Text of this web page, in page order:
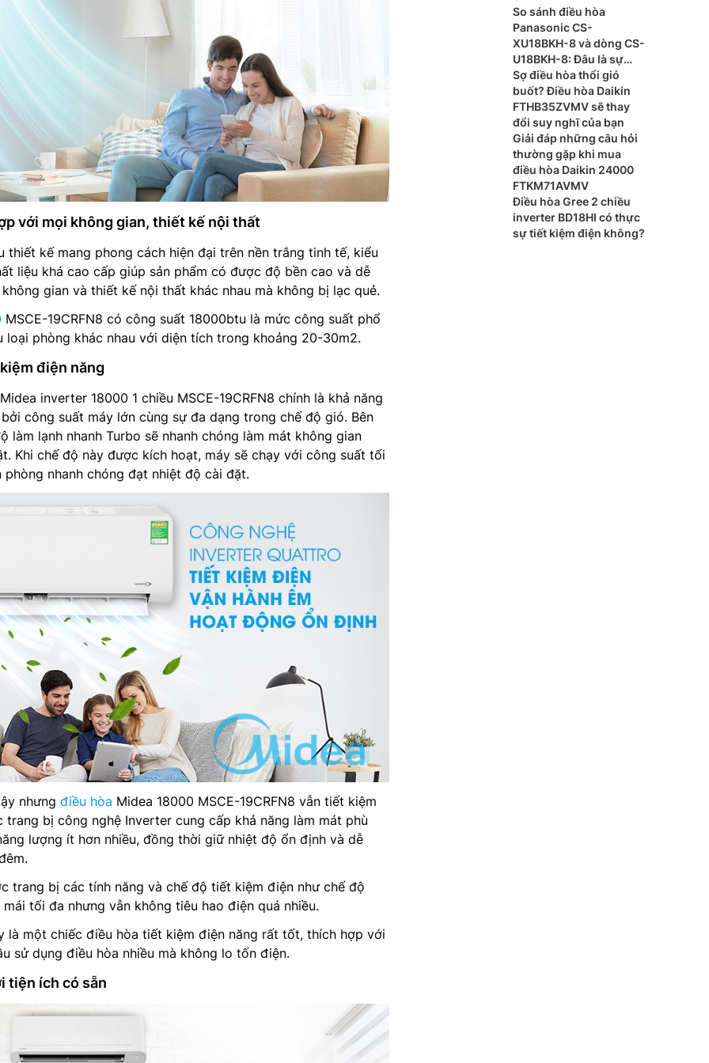
với mọi không gian, thiết kế nội thất
thiết kế mang phong cách hiện đại trên nền trắng tinh tế, kiểu
liệu khá cao cấp giúp sản phẩm có được độ bền cao và dễ
gian và thiết kế nội thất khác nhau mà không bị lạc quẻ.
MSCE-19CRFN8 có công suất 18000btu là mức công suất phổ
loại phòng khác nhau với diện tích trong khoảng 20-30m2.
điện năng
inverter 18000 1 chiều MSCE-19CRFN8 chính là khả năng
công suất máy lớn cùng sự đa dạng trong chế độ gió. Bên
làm lạnh nhanh Turbo sẽ nhanh chóng làm mát không gian
Khi chế độ này được kích hoạt, máy sẽ chạy với công suất tối
nhanh chóng đạt nhiệt độ cài đặt.
nhưng điều hòa Midea 18000 MSCE-19CRFN8 vẫn tiết kiệm
bị công nghệ Inverter cung cấp khả năng làm mát phù
lượng ít hơn nhiều, đồng thời giữ nhiệt độ ổn định và dễ
trang bị các tính năng và chế độ tiết kiệm điện như chế độ
tối đa nhưng vẫn không tiêu hao điện quá nhiều.
là một chiếc điều hòa tiết kiệm điện năng rất tốt, thích hợp với
sử dụng điều hòa nhiều mà không lo tốn điện.
tiện ích có sẵn
So sánh điều hòa
Panasonic CS-
XU18BKH-8 và dòng CS-
U18BKH-8: Đâu là sự
khác biệt?
Sợ điều hòa thổi gió
buốt? Điều hòa Daikin
FTHB35ZVMV sẽ thay
đổi suy nghĩ của bạn
Giải đáp những câu hỏi
thường gặp khi mua
điều hòa Daikin 24000
FTKM71AVMV
Điều hòa Gree 2 chiều
inverter BD18HI có thực
sự tiết kiệm điện không?